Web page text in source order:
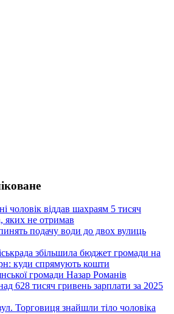
чоловік віддав шахраям 5 тисяч
яких не отримав
подачу води до двох вулиць
збільшила бюджет громади на
куди спрямують кошти
громади Назар Романів
628 тисяч гривень зарплати за 2025
Торговиця знайшли тіло чоловіка